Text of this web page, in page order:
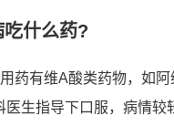
吃什么药?
药有维A酸类药物，如
医生指导下口服，病情较